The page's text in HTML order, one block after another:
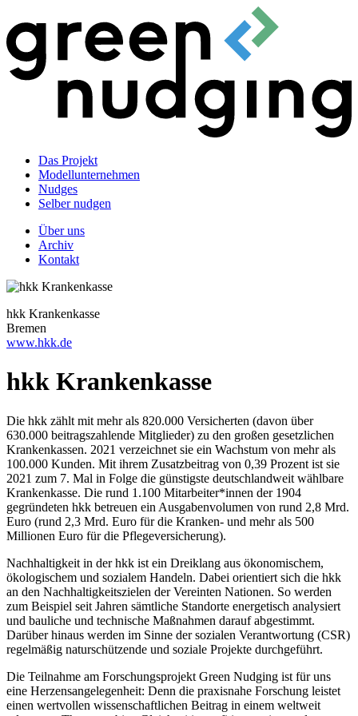
Das Projekt
Modellunternehmen
Nudges
Selber nudgen
Über uns
Archiv
Kontakt
hkk Krankenkasse
Bremen
www.hkk.de
hkk Krankenkasse
Die hkk zählt mit mehr als 820.000 Versicherten (davon über
630.000 beitragszahlende Mitglieder) zu den großen gesetzlichen
Krankenkassen. 2021 verzeichnet sie ein Wachstum von mehr als
100.000 Kunden. Mit ihrem Zusatzbeitrag von 0,39 Prozent ist sie
2021 zum 7. Mal in Folge die günstigste deutschlandweit wählbare
Krankenkasse. Die rund 1.100 Mitarbeiter*innen der 1904
gegründeten hkk betreuen ein Ausgabenvolumen von rund 2,8 Mrd.
Euro (rund 2,3 Mrd. Euro für die Kranken- und mehr als 500
Millionen Euro für die Pflegeversicherung).
Nachhaltigkeit in der hkk ist ein Dreiklang aus ökonomischem,
ökologischem und sozialem Handeln. Dabei orientiert sich die hkk
an den Nachhaltigkeitszielen der Vereinten Nationen. So werden
zum Beispiel seit Jahren sämtliche Standorte energetisch analysiert
und bauliche und technische Maßnahmen darauf abgestimmt.
Darüber hinaus werden im Sinne der sozialen Verantwortung (CSR)
regelmäßig naturschützende und soziale Projekte durchgeführt.
Die Teilnahme am Forschungsprojekt Green Nudging ist für uns
eine Herzensangelegenheit: Denn die praxisnahe Forschung leistet
einen wertvollen wissenschaftlichen Beitrag in einem weltweit